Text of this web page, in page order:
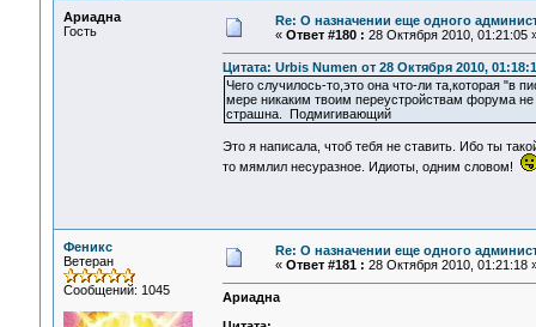
Ариадна
Гость
Re: О назначении еще одного
« Ответ #180 : 28 Октября 2010, 01:21:05
Цитата: Urbis Numen от 28 Октября 2010,
Чего случилось-то,это она что-ли та,которая
мере никаким твоим переустройствам форума
страшна. Подмигивающий
Это я написала, чтоб тебя не ставить. Ибо ты
то мямлил несуразное. Идиоты, одним словом!
Феникс
Ветеран
Сообщений: 1045
Re: О назначении еще одного
« Ответ #181 : 28 Октября 2010, 01:21:18
Ариадна